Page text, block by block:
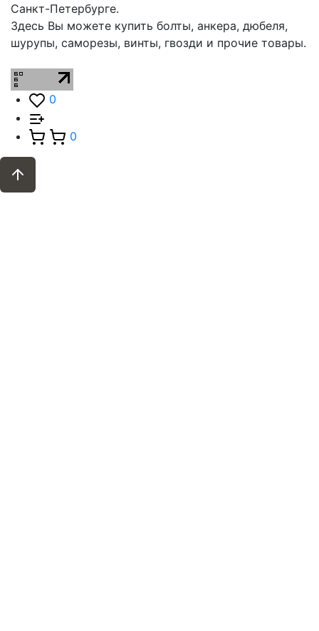
Санкт-Петербурге.
Здесь Вы можете купить болты, анкера, дюбеля,
шурупы, саморезы, винты, гвозди и прочие товары.
0
0